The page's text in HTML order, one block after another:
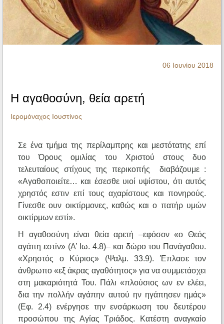
Ηχητικά
06 Ιουνίου 2018
Η αγαθοσύνη, θεία αρετή
Ιερομόναχος Ιουστίνος
Σε ένα τμήμα της περίλαμπρης και μεστότατης επί
του Όρους ομιλίας του Χριστού στους δυο
τελευταίους στίχους της περικοπής διαβάζουμε :
«Αγαθοποιείτε… και έσεσθε υιοί υψίστου, ότι αυτός
χρηστός εστιν επί τους αχαρίστους και πονηρούς.
Γίνεσθε ουν οικτίρμονες, καθώς και ο πατήρ υμών
οικτίρμων εστί».
Η αγαθοσύνη είναι θεία αρετή –εφόσον «ο Θεός
αγάπη εστίν» (Α’ Ιω. 4.8)– και δώρο του Πανάγαθου.
«Χρηστός ο Κύριος» (Ψαλμ. 33.9). Έπλασε τον
άνθρωπο «εξ άκρας αγαθότητος» για να συμμετάσχει
στη μακαριότητά Του. Πάλι «πλούσιος ων εν ελέει,
δια την πολλήν αγάπην αυτού ην ηγάπησεν ημάς»
(Εφ. 2.4) ενέργησε την ενσάρκωση του δευτέρου
προσώπου της Αγίας Τριάδος. Κατέστη αναγκαίο